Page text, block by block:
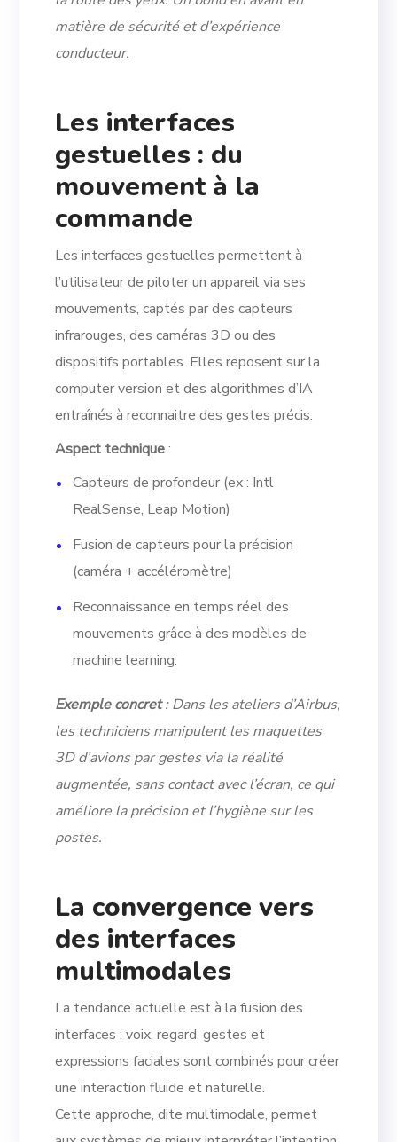
matière de sécurité et d’expérience
conducteur.
Les interfaces
gestuelles : du
mouvement à la
commande
Les interfaces gestuelles permettent à
l’utilisateur de piloter un appareil via ses
mouvements, captés par des capteurs
infrarouges, des caméras 3D ou des
dispositifs portables. Elles reposent sur la
computer version et des algorithmes d’IA
entraînés à reconnaitre des gestes précis.
Aspect technique:
Capteurs de profondeur (ex : Intl
RealSense, Leap Motion)
Fusion de capteurs pour la précision
(caméra + accéléromètre)
Reconnaissance en temps réel des
mouvements grâce à des modèles de
machine learning.
Exemple concret: Dans les ateliers d’Airbus,
les techniciens manipulent les maquettes
3D d’avions par gestes via la réalité
augmentée, sans contact avec l’écran, ce qui
améliore la précision et l’hygiène sur les
postes.
La convergence vers
des interfaces
multimodales
La tendance actuelle est à la fusion des
interfaces : voix, regard, gestes et
expressions faciales sont combinés pour créer
une interaction fluide et naturelle.
Cette approche, dite multimodale, permet